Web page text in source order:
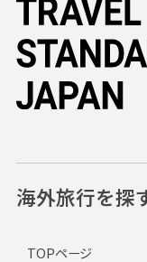
海外旅行を探
TOPページ